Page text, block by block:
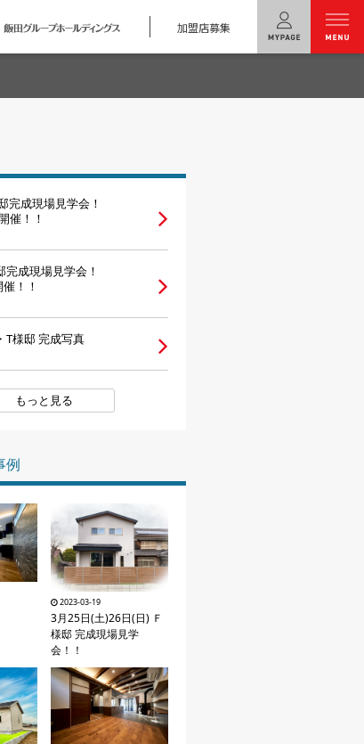
加盟店募集
ロジー
例
ハウス
レーション
報
い合わせ
完成現場見学会！
催！！
完成現場見学会！
！！
T様邸 完成写真
もっと見る
例
2023-03-19
3月25日(土)26日(日) Ｆ
様邸 完成現場見学
会！！